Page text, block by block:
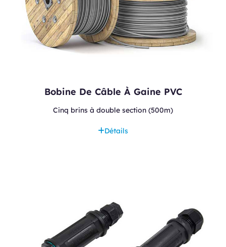
Bobine De Câble À Gaine PVC
Cinq brins à double section (500m)
Détails